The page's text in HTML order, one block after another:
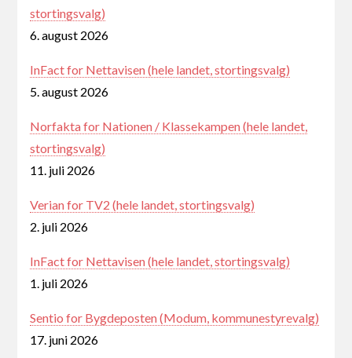
stortingsvalg)
6. august 2026
InFact for Nettavisen (hele landet, stortingsvalg)
5. august 2026
Norfakta for Nationen / Klassekampen (hele landet,
stortingsvalg)
11. juli 2026
Verian for TV2 (hele landet, stortingsvalg)
2. juli 2026
InFact for Nettavisen (hele landet, stortingsvalg)
1. juli 2026
Sentio for Bygdeposten (Modum, kommunestyrevalg)
17. juni 2026